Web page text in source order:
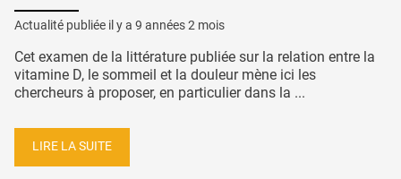
Actualité publiée il y a 9 années 2 mois
Cet examen de la littérature publiée sur la relation entre la
vitamine D, le sommeil et la douleur mène ici les
chercheurs à proposer, en particulier dans la ...
LIRE LA SUITE